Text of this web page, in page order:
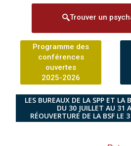
Trouver un
Programme des
conférences
ouvertes
2025-2026
LES BUREAUX DE LA SPP ET LA
DU 30 JUILLET AU 31
RÉOUVERTURE DE LA BSF LE